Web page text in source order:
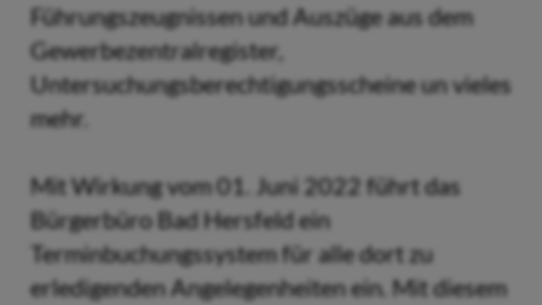
Führungszeugnissen und Auszüge aus dem
Gewerbezentralregister,
Untersuchungsberechtigungsscheine un vieles
mehr.
Mit Wirkung vom 01. Juni 2022 führt das
Bürgerbüro Bad Hersfeld ein
Terminbuchungssystem für alle dort zu
erledigenden Angelegenheiten ein. Mit diesem